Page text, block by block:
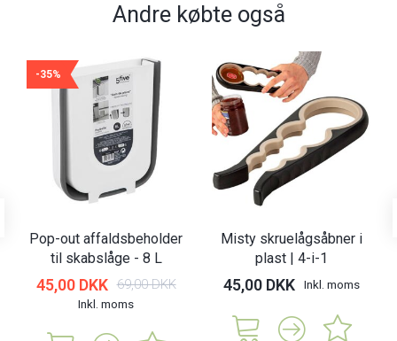
Andre købte også
-35%
Pop-out affaldsbeholder
til skabslåge - 8 L
45,00 DKK 69,00 DKK
Inkl. moms
Misty skruelågsåbner i
plast | 4-i-1
45,00 DKK Inkl. moms